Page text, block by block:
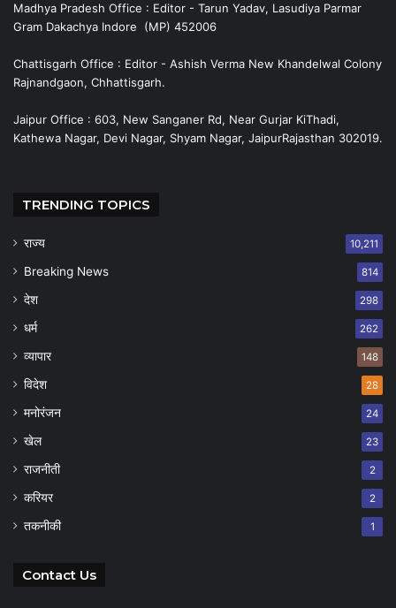
Madhya Pradesh Office : Editor - Tarun Yadav, Lasudiya Parmar
Gram Dakachya Indore (MP) 452006
Chattisgarh Office : Editor - Ashish Verma New Khandelwal Colony
Rajnandgaon, Chhattisgarh.
Jaipur Office : 603, New Sanganer Rd, Near Gurjar KiThadi,
Kathewa Nagar, Devi Nagar, Shyam Nagar, JaipurRajasthan 302019.
TRENDING TOPICS
राज्य 10,211
Breaking News 814
देश 298
धर्म 262
व्यापार 148
विदेश 28
मनोरंजन 24
खेल 23
राजनीती 2
करियर 2
तकनीकी 1
Contact Us